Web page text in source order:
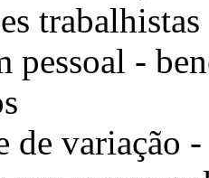
trabalhistas
pessoal -
de variação